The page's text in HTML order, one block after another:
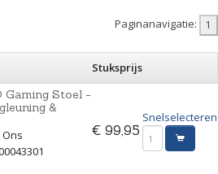
Paginanavigatie:
Stuksprijs
Gaming Stoel -
&
Ons
€ 99,95
Snelselecteren